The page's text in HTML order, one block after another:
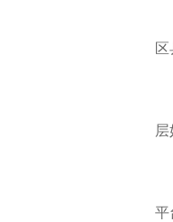
区
平